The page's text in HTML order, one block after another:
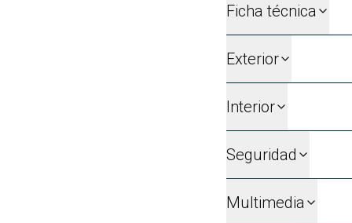
Ficha técnica
Exterior
Interior
Seguridad
Multimedia